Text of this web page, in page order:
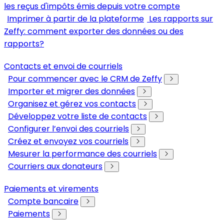
les reçus d'impôts émis depuis votre compte
Imprimer à partir de la plateforme Les rapports sur
Zeffy: comment exporter des données ou des
rapports?
Contacts et envoi de courriels
Pour commencer avec le CRM de Zeffy
Importer et migrer des données
Organisez et gérez vos contacts
Développez votre liste de contacts
Configurer l’envoi des courriels
Créez et envoyez vos courriels
Mesurer la performance des courriels
Courriers aux donateurs
Paiements et virements
Compte bancaire
Paiements